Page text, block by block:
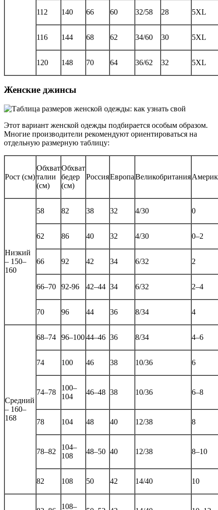
112 140 66 60 32/58 28 5XL
116 144 68 62 34/60 30 5XL
120 148 70 64 36/62 32 5XL
Женские джинсы
Этот вариант женской одежды подбирается особым образом.
Многие производители рекомендуют ориентироваться на
отдельную размерную таблицу:
Рост (см)
Обхват
талии
(см)
Обхват
бедер
(см)
РоссияЕвропаВеликобритания
Низкий
– 150–
160
58 82 38 32 4/30 0
62 86 40 32 4/30 0–2
66 92 42 34 6/32 2
66–70 92-96 42–44 34 6/32 2–4
70 96 44 36 8/34 4
Средний
– 160–
168
68–74 96–10044–46 36 8/34 4–6
74 100 46 38 10/36 6
74–78
100–
104
46–48 38 10/36 6–8
78 104 48 40 12/38 8
78–82
104–
108
48–50 40 12/38 8–10
82 108 50 42 14/40 10
108–